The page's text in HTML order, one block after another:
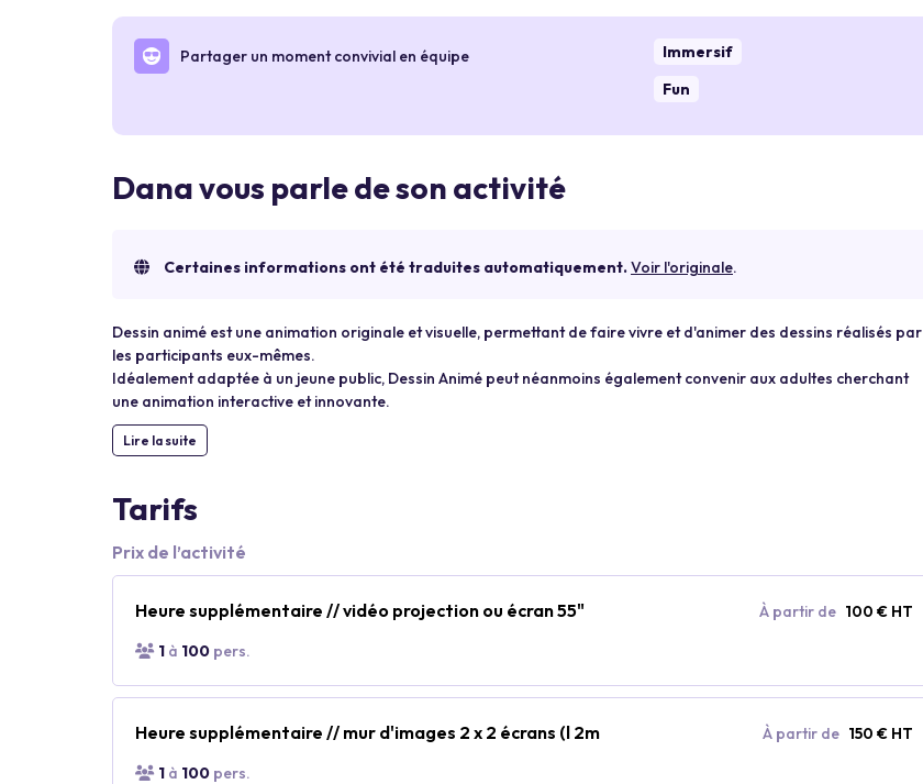
Partager un moment convivial en équipe
Immersif
Fun
Dana vous parle de son activité
Certaines informations ont été traduites automatiquement.Voir l'originale.
Dessin animé est une animation originale et visuelle, permettant de faire vivre et d'animer des dessins réalisés par
les participants eux-mêmes.
Idéalement adaptée à un jeune public, Dessin Animé peut néanmoins également convenir aux adultes cherchant
une animation interactive et innovante.
Lire la suite
Tarifs
Prix de l’activité
Heure supplémentaire // vidéo projection ou écran 55" À partir de 100 € HT
1 à 100 pers.
Heure supplémentaire // mur d'images 2 x 2 écrans (l 2m À partir de 150 € HT
1 à 100 pers.